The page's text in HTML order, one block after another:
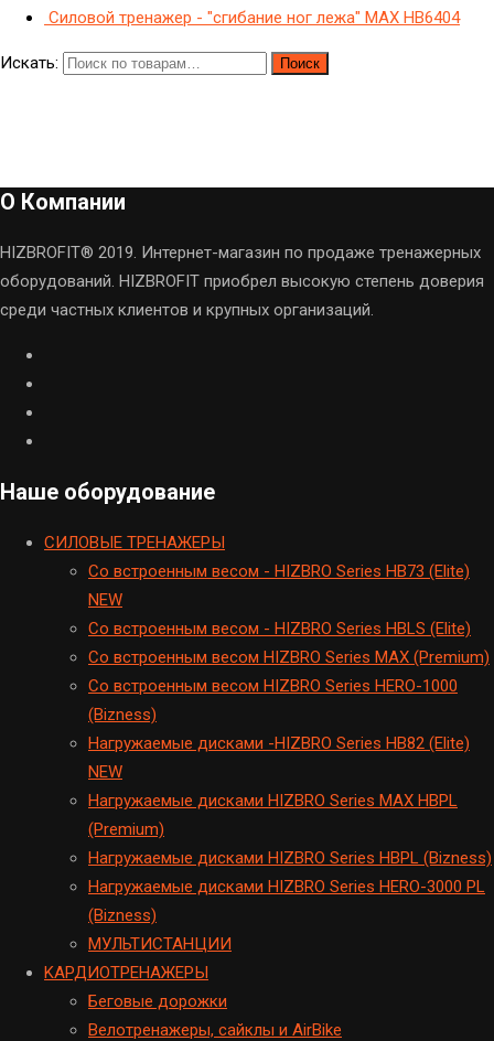
Силовой тренажер - "сгибание ног лежа" МAX HB6404
Искать: Поиск
О Компании
HIZBROFIT® 2019. Интернет-магазин по продаже тренажерных
оборудований. HIZBROFIT приобрел высокую степень доверия
среди частных клиентов и крупных организаций.
Наше оборудование
CИЛОВЫЕ ТРЕНАЖЕРЫ
Cо встроенным весом - HIZBRO Series HB73 (Elite)
NEW
Cо встроенным весом - HIZBRO Series HBLS (Elite)
Со встроенным весом HIZBRO Series MAX (Premium)
Cо встроенным весом HIZBRO Series HERO-1000
(Bizness)
Hагружаемые дисками -HIZBRO Series HB82 (Elite)
NEW
Нагружаемые дисками HIZBRO Series MAX HBPL
(Premium)
Hагружаемые дисками HIZBRO Series HBPL (Bizness)
Hагружаемые дисками HIZBRO Series HERO-3000 PL
(Bizness)
МУЛЬТИСТАНЦИИ
KАРДИОТРЕНАЖЕРЫ
Беговые дорожки
Велотренажеры, сайклы и AirBike